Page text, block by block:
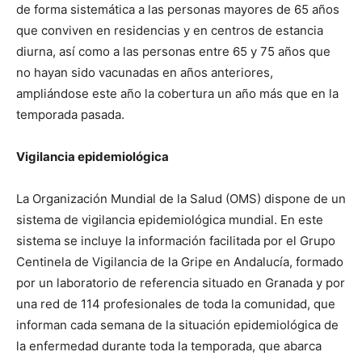
de forma sistemática a las personas mayores de 65 años
que conviven en residencias y en centros de estancia
diurna, así como a las personas entre 65 y 75 años que
no hayan sido vacunadas en años anteriores,
ampliándose este año la cobertura un año más que en la
temporada pasada.
Vigilancia epidemiológica
La Organización Mundial de la Salud (OMS) dispone de un
sistema de vigilancia epidemiológica mundial. En este
sistema se incluye la información facilitada por el Grupo
Centinela de Vigilancia de la Gripe en Andalucía, formado
por un laboratorio de referencia situado en Granada y por
una red de 114 profesionales de toda la comunidad, que
informan cada semana de la situación epidemiológica de
la enfermedad durante toda la temporada, que abarca